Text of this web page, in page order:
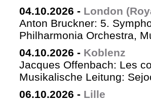
04.10.2026 - London
Anton Bruckner: 5.
Philharmonia Orchestra,
04.10.2026 - Koblenz
Jacques Offenbach: Les
Musikalische Leitung:
06.10.2026 - Lille